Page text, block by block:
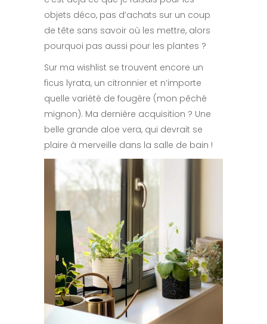
objets déco, pas d’achats sur un coup
de tête sans savoir où les mettre, alors
pourquoi pas aussi pour les plantes ?
Sur ma wishlist se trouvent encore un
ficus lyrata, un citronnier et n’importe
quelle variété de fougère (mon pêché
mignon). Ma dernière acquisition ? Une
belle grande aloe vera, qui devrait se
plaire à merveille dans la salle de bain !